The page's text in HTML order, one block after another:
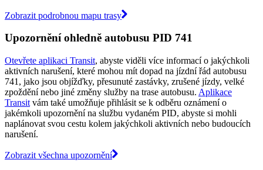
Zobrazit podrobnou mapu trasy
Upozornění ohledně autobusu PID 741
Otevřete aplikaci Transit, abyste viděli více informací o jakýchkoli
aktivních narušení, které mohou mít dopad na jízdní řád autobusu
741, jako jsou objížďky, přesunuté zastávky, zrušené jízdy, velké
zpoždění nebo jiné změny služby na trase autobusu. Aplikace
Transit vám také umožňuje přihlásit se k odběru oznámení o
jakémkoli upozornění na službu vydaném PID, abyste si mohli
naplánovat svou cestu kolem jakýchkoli aktivních nebo budoucích
narušení.
Zobrazit všechna upozornění